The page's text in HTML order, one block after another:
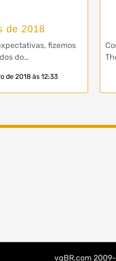
de 2018
fizemos
do…
de 2018 às 12:33
vgBR.com